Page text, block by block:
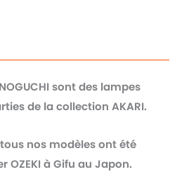
sont des lampes
de la collection AKARI.
nos modèles ont été
OZEKI à Gifu au Japon.